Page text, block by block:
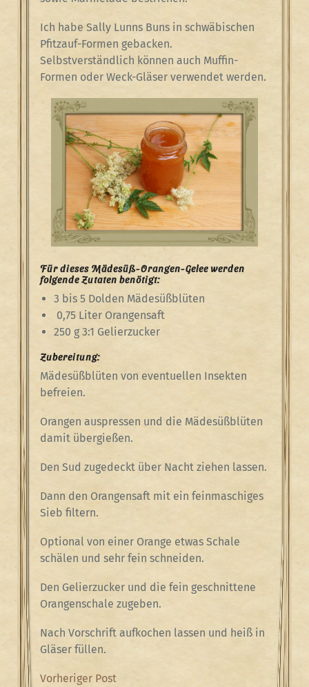
Ich habe Sally Lunns Buns in schwäbischen
Pfitzauf-Formen gebacken.
Selbstverständlich können auch Muffin-
Formen oder Weck-Gläser verwendet werden.
Für dieses Mädesüß-Orangen-Gelee werden
folgende Zutaten benötigt:
3 bis 5 Dolden Mädesüßblüten
0,75 Liter Orangensaft
250 g 3:1 Gelierzucker
Zubereitung:
Mädesüßblüten von eventuellen Insekten
befreien.
Orangen auspressen und die Mädesüßblüten
damit übergießen.
Den Sud zugedeckt über Nacht ziehen lassen.
Dann den Orangensaft mit ein feinmaschiges
Sieb filtern.
Optional von einer Orange etwas Schale
schälen und sehr fein schneiden.
Den Gelierzucker und die fein geschnittene
Orangenschale zugeben.
Nach Vorschrift aufkochen lassen und heiß in
Gläser füllen.
Beitragsnavigation
Previous
Vorheriger Post